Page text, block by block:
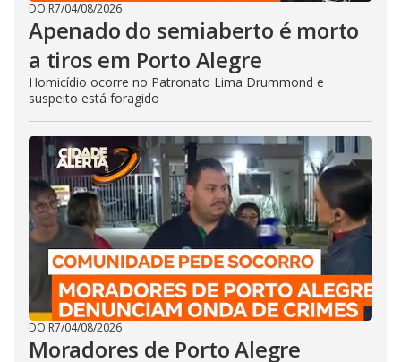
DO R7/04/08/2026
Apenado do semiaberto é morto
a tiros em Porto Alegre
Homicídio ocorre no Patronato Lima Drummond e
suspeito está foragido
DO R7/04/08/2026
Moradores de Porto Alegre